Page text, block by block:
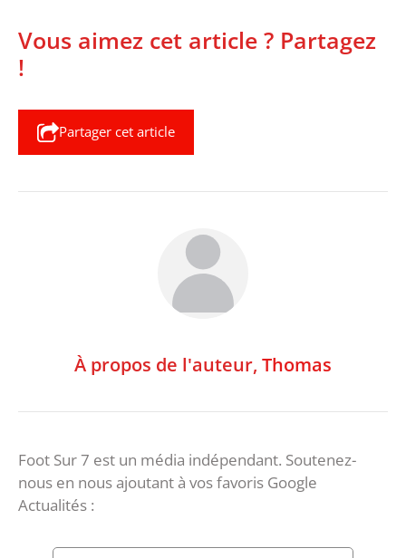
Vous aimez cet article ? Partagez
!
Partager cet article
À propos de l'auteur, Thomas
Foot Sur 7 est un média indépendant. Soutenez-
nous en nous ajoutant à vos favoris Google
Actualités :